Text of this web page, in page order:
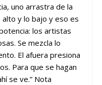
uno arrastra de la
alto y lo bajo y eso es
los artistas
Se mezcla lo
El afuera presiona
Para que se hagan
se ve.” Nota